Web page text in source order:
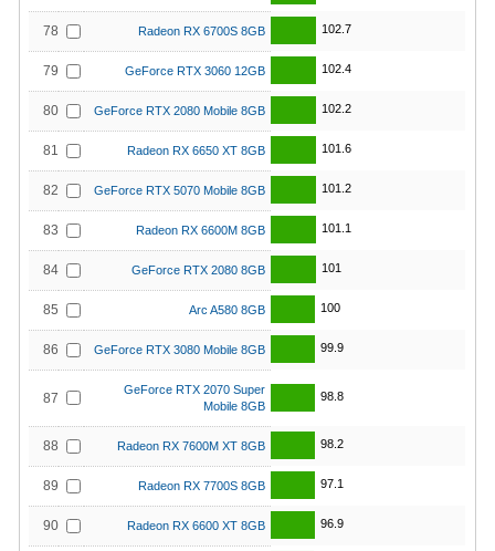
78 Radeon RX 6700S 8GB 102.7
79 GeForce RTX 3060 12GB 102.4
80 GeForce RTX 2080 Mobile 8GB 102.2
81 Radeon RX 6650 XT 8GB 101.6
82 GeForce RTX 5070 Mobile 8GB 101.2
83 Radeon RX 6600M 8GB 101.1
84 GeForce RTX 2080 8GB 101
85 Arc A580 8GB 100
86 GeForce RTX 3080 Mobile 8GB 99.9
87
GeForce RTX 2070 Super
Mobile 8GB
98.8
88 Radeon RX 7600M XT 8GB 98.2
89 Radeon RX 7700S 8GB 97.1
90 Radeon RX 6600 XT 8GB 96.9